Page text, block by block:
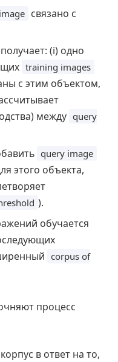
связано с
(i) одно
training images
с этим объектом,
между query
query image
этого объекта,
).
обучается
corpus of
процесс
в ответ на то,